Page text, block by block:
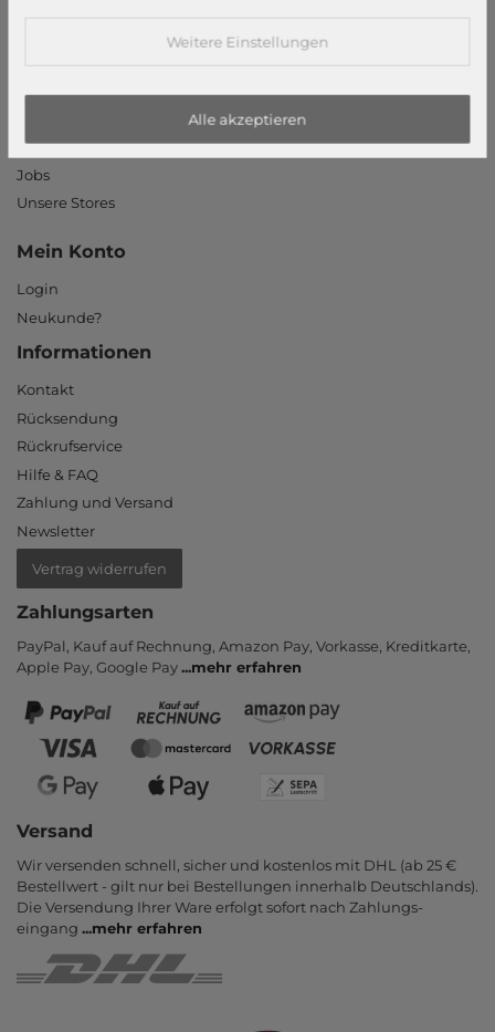
Datenschutzeinstellungen
Barrierefreiheitserklärung
Jobs
Unsere Stores
Mein Konto
Login
Neukunde?
Informationen
Kontakt
Rücksendung
Rückrufservice
Hilfe & FAQ
Zahlung und Versand
Newsletter
Vertrag widerrufen
Zahlungsarten
PayPal, Kauf auf Rechnung, Amazon Pay, Vor­kasse, Kredit­karte,
Apple Pay, Google Pay...mehr erfahren
Versand
Wir versenden schnell, sicher und kostenlos mit DHL (ab 25 €
Bestell­wert - gilt nur bei Bestel­lungen inner­halb Deutsch­lands).
Die Ver­sendung Ihrer Ware er­folgt sofort nach Zahlungs­
eingang ...mehr erfahren
Weitere Einstellungen
Alle akzeptieren